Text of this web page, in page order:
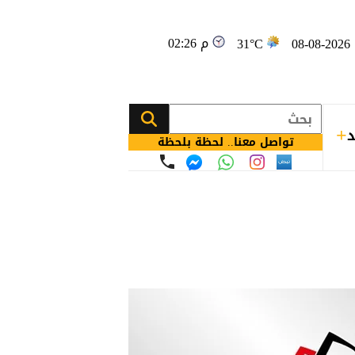
31°C 02:26 م
تواصل معنا.. لحظة بلحظة